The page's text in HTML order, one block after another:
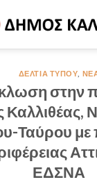
ΔΕΛΤΊΑ ΤΎΠΟΥ
στην
Καλλιθέας,
Ταύρου
ΕΔΣΝΑ